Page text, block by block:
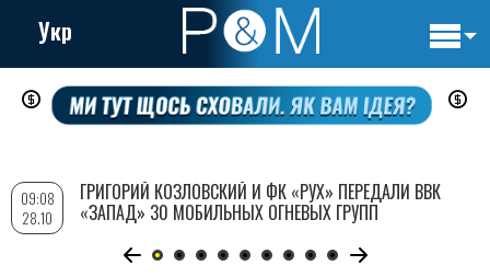
Перейти
содержанию
Укр
09:08
28.10
ГРИГОРИЙ КОЗЛОВСКИЙ И ФК «РУХ» ПЕРЕДАЛИ ВВК
«ЗАПАД» 30 МОБИЛЬНЫХ ОГНЕВЫХ ГРУПП